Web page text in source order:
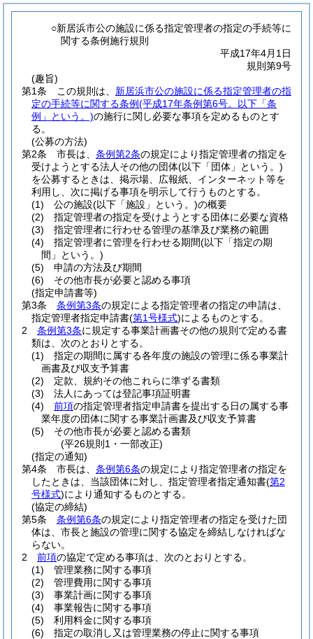
○新居浜市公の施設に係る指定管理者の指定の手続等に
関する条例施行規則
平成17年4月1日
規則第9号
(趣旨)
第1条
この規則は、 新居浜市公の施設に係る指定管理者の指
定の手続等に関する条例(平成17年条例第6号。以下「条
例」という。)の施行に関し必要な事項を定めるものとす
る。
(公募の方法)
第2条
市長は、 条例第2条の規定により指定管理者の指定を
受けようとする法人その他の団体(以下「団体」という。)
を公募するときは、掲示場、広報紙、インターネット等を
利用し、次に掲げる事項を明示して行うものとする。
(1)
公の施設(以下「施設」という。)の概要
(2)
指定管理者の指定を受けようとする団体に必要な資格
(3)
指定管理者に行わせる管理の基準及び業務の範囲
(4)
指定管理者に管理を行わせる期間(以下「指定の期
間」という。)
(5)
申請の方法及び期間
(6)
その他市長が必要と認める事項
(指定申請書等)
第3条
条例第3条の規定による指定管理者の指定の申請は、
指定管理者指定申請書(第1号様式)によるものとする。
2
条例第3条に規定する事業計画書その他の規則で定める書
類は、次のとおりとする。
(1)
指定の期間に属する各年度の施設の管理に係る事業計
画書及び収支予算書
(2)
定款、規約その他これらに準ずる書類
(3)
法人にあっては登記事項証明書
(4)
前項の指定管理者指定申請書を提出する日の属する事
業年度の団体に関する事業計画書及び収支予算書
(5)
その他市長が必要と認める書類
(平26規則1・一部改正)
(指定の通知)
第4条
市長は、 条例第6条の規定により指定管理者の指定を
したときは、当該団体に対し、指定管理者指定通知書(第2
号様式)により通知するものとする。
(協定の締結)
第5条
条例第6条の規定により指定管理者の指定を受けた団
体は、市長と施設の管理に関する協定を締結しなければな
らない。
2
前項の協定で定める事項は、次のとおりとする。
(1)
管理業務に関する事項
(2)
管理費用に関する事項
(3)
事業計画に関する事項
(4)
事業報告に関する事項
(5)
利用料金に関する事項
(6)
指定の取消し又は管理業務の停止に関する事項